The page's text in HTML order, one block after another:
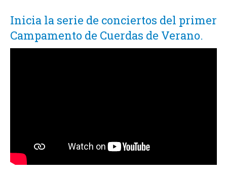
Inicia la serie de conciertos del primer
Campamento de Cuerdas de Verano.